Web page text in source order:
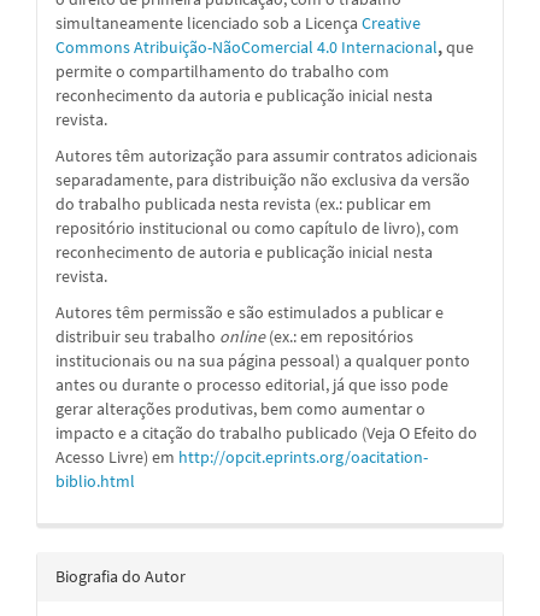
simultaneamente licenciado sob a Licença Creative
Commons Atribuição-NãoComercial 4.0 Internacional,que
permite o compartilhamento do trabalho com
reconhecimento da autoria e publicação inicial nesta
revista.
Autores têm autorização para assumir contratos adicionais
separadamente, para distribuição não exclusiva da versão
do trabalho publicada nesta revista (ex.: publicar em
repositório institucional ou como capítulo de livro), com
reconhecimento de autoria e publicação inicial nesta
revista.
Autores têm permissão e são estimulados a publicar e
distribuir seu trabalho online(ex.: em repositórios
institucionais ou na sua página pessoal) a qualquer ponto
antes ou durante o processo editorial, já que isso pode
gerar alterações produtivas, bem como aumentar o
impacto e a citação do trabalho publicado (Veja O Efeito do
Acesso Livre) em http://opcit.eprints.org/oacitation-
biblio.html
Biografia do Autor